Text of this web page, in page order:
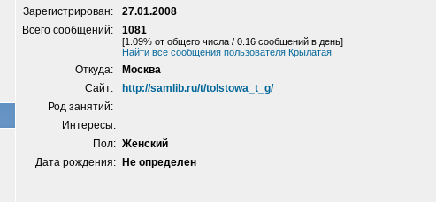
Зарегистрирован:
27.01.2008
Всего сообщений:
1081
[1.09% от общего числа / 0.16 сообщений в день]
Найти все сообщения пользователя Крылатая
Откуда:
Москва
Сайт:
http://samlib.ru/t/tolstowa_t_g/
Род занятий:
Интересы:
Пол: Женский
Дата рождения:
Не определен